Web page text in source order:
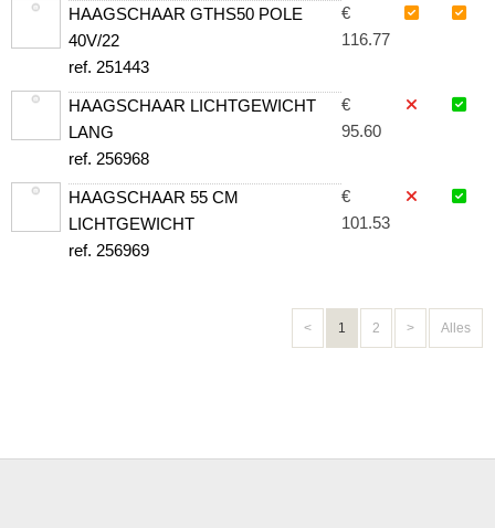
HAAGSCHAAR GTHS50 POLE
40V/22
ref. 251443
€
116.77
HAAGSCHAAR LICHTGEWICHT
LANG
ref. 256968
€
95.60
HAAGSCHAAR 55 CM
LICHTGEWICHT
ref. 256969
€
101.53
< 1 2 > Alles